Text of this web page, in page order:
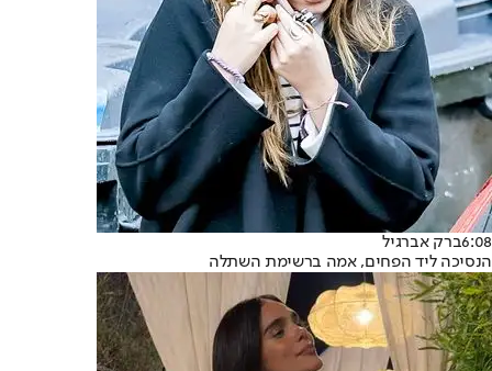
6:08ברק אברגיל
הנסיכה ליד הפחים, אמה ברשימת השתלה